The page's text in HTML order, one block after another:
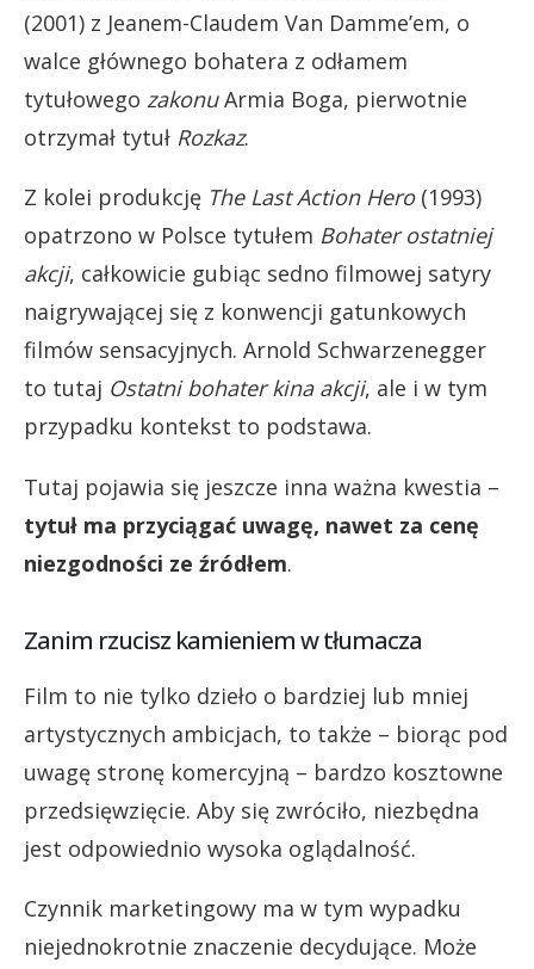
(2001) z Jeanem-Claudem Van Damme’em, o
walce głównego bohatera z odłamem
tytułowego zakonuArmia Boga, pierwotnie
otrzymał tytuł Rozkaz.
Z kolei produkcję The Last Action Hero(1993)
opatrzono w Polsce tytułem Bohater ostatniej
akcji, całkowicie gubiąc sedno filmowej satyry
naigrywającej się z konwencji gatunkowych
filmów sensacyjnych. Arnold Schwarzenegger
to tutaj Ostatni bohater kina akcji, ale i w tym
przypadku kontekst to podstawa.
Tutaj pojawia się jeszcze inna ważna kwestia –
tytuł ma przyciągać uwagę, nawet za cenę
niezgodności ze źródłem.
Zanim rzucisz kamieniem w tłumacza
Film to nie tylko dzieło o bardziej lub mniej
artystycznych ambicjach, to także – biorąc pod
uwagę stronę komercyjną – bardzo kosztowne
przedsięwzięcie. Aby się zwróciło, niezbędna
jest odpowiednio wysoka oglądalność.
Czynnik marketingowy ma w tym wypadku
niejednokrotnie znaczenie decydujące. Może